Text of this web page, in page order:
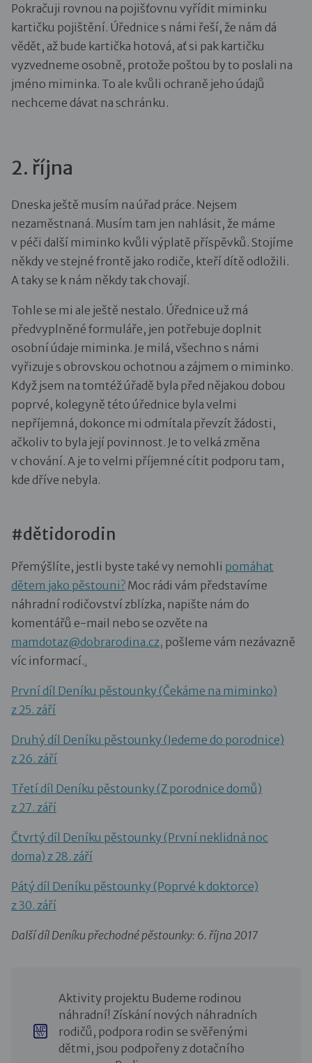
Pokračuji rovnou na pojišťovnu vyřídit miminku
kartičku pojištění. Úřednice s námi řeší, že nám dá
vědět, až bude kartička hotová, ať si pak kartičku
vyzvedneme osobně, protože poštou by to poslali na
jméno miminka. To ale kvůli ochraně jeho údajů
nechceme dávat na schránku.
2. října
Dneska ještě musím na úřad práce. Nejsem
nezaměstnaná. Musím tam jen nahlásit, že máme
v péči další miminko kvůli výplatě příspěvků. Stojíme
někdy ve stejné frontě jako rodiče, kteří dítě odložili.
A taky se k nám někdy tak chovají.
Tohle se mi ale ještě nestalo. Úřednice už má
předvyplněné formuláře, jen potřebuje doplnit
osobní údaje miminka. Je milá, všechno s námi
vyřizuje s obrovskou ochotnou a zájmem o miminko.
Když jsem na tomtéž úřadě byla před nějakou dobou
poprvé, kolegyně této úřednice byla velmi
nepříjemná, dokonce mi odmítala převzít žádosti,
ačkoliv to byla její povinnost. Je to velká změna
v chování. A je to velmi příjemné cítit podporu tam,
kde dříve nebyla.
#dětidorodin
Přemýšlíte, jestli byste také vy nemohli pomáhat
dětem jako pěstouni? Moc rádi vám představíme
náhradní rodičovství zblízka, napište nám do
komentářů e-mail nebo se ozvěte na
mamdotaz@dobrarodina.cz, pošleme vám nezávazně
víc informací..
První díl Deníku pěstounky (Čekáme na miminko)
z 25. září
Druhý díl Deníku pěstounky (Jedeme do porodnice)
z 26. září
Třetí díl Deníku pěstounky (Z porodnice domů)
z 27. září
Čtvrtý díl Deníku pěstounky (První neklidná noc
doma) z 28. září
Pátý díl Deníku pěstounky (Poprvé k doktorce)
z 30. září
Další díl Deníku přechodné pěstounky: 6. října 2017
Aktivity projektu Budeme rodinou
náhradní! Získání nových náhradních
rodičů, podpora rodin se svěřenými
dětmi, jsou podpořeny z dotačního